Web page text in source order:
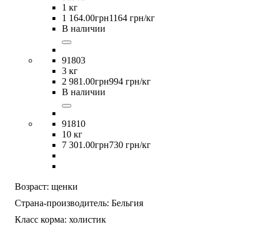
1 кг
1 164.00грн1164 грн/кг
В наличии
91803
3 кг
2 981 .00грн994 грн/кг
В наличии
91810
10 кг
7 301 .00грн730 грн/кг
Возраст: щенки
Страна-производитель: Бельгия
Класс корма: холистик